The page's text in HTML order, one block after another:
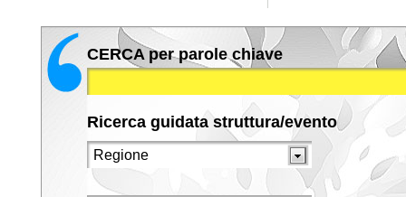
CERCA per parole chiave
Ricerca guidata struttura/evento